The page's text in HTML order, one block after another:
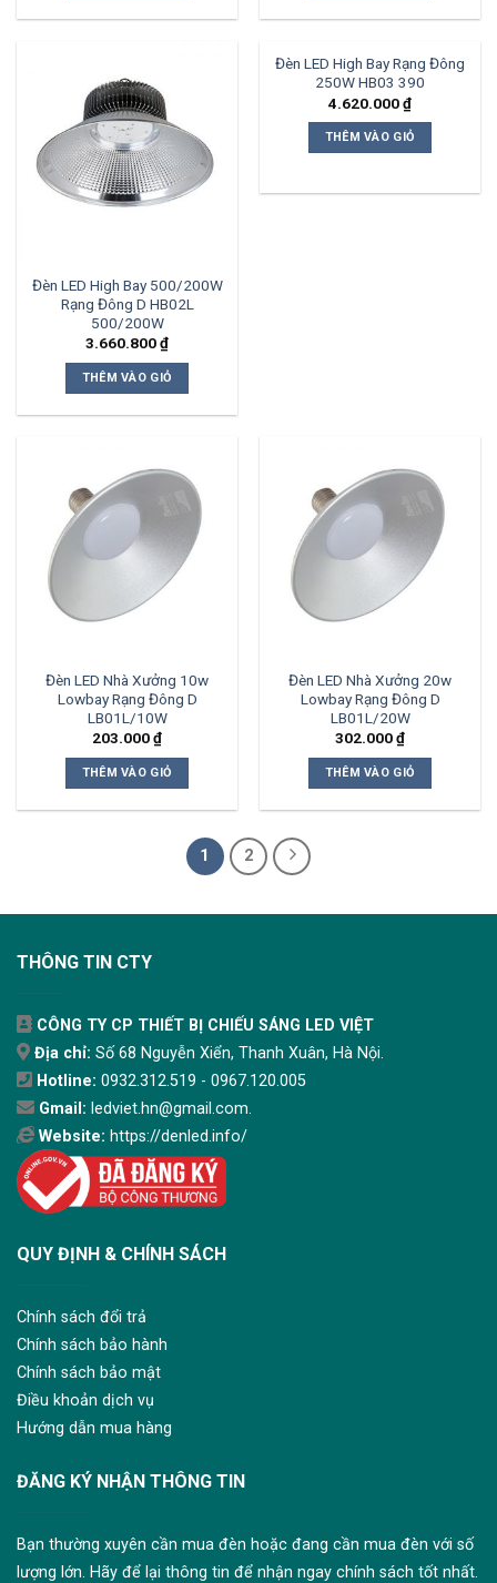
Đèn LED High Bay 500/200W
Rạng Đông D HB02L
500/200W
3.660.800₫
THÊM VÀO GIỎ
Đèn LED High Bay Rạng Đông
250W HB03 390
4.620.000₫
THÊM VÀO GIỎ
Đèn LED Nhà Xưởng 10w
Lowbay Rạng Đông D
LB01L/10W
203.000₫
THÊM VÀO GIỎ
Đèn LED Nhà Xưởng 20w
Lowbay Rạng Đông D
LB01L/20W
302.000₫
THÊM VÀO GIỎ
1 2
THÔNG TIN CTY
CÔNG TY CP THIẾT BỊ CHIẾU SÁNG LED VIỆT
Địa chỉ: Số 68 Nguyễn Xiển, Thanh Xuân, Hà Nội.
Hotline: 0932.312.519 - 0967.120.005
Gmail: ledviet.hn@gmail.com.
Website: https://denled.info/
QUY ĐỊNH & CHÍNH SÁCH
Chính sách đổi trả
Chính sách bảo hành
Chính sách bảo mật
Điều khoản dịch vụ
Hướng dẫn mua hàng
ĐĂNG KÝ NHẬN THÔNG TIN
Bạn thường xuyên cần mua đèn hoặc đang cần mua đèn với số
lượng lớn. Hãy để lại thông tin để nhận ngay chính sách tốt nhất.